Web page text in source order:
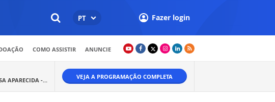
PT Fazer login
COMO ASSISTIR ANUNCIE
APARECIDA -... VEJA A PROGRAMAÇÃO COMPLETA